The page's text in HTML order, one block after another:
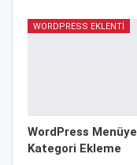
WORDPRESS EKLENTI
WordPress Menüye
Kategori Ekleme